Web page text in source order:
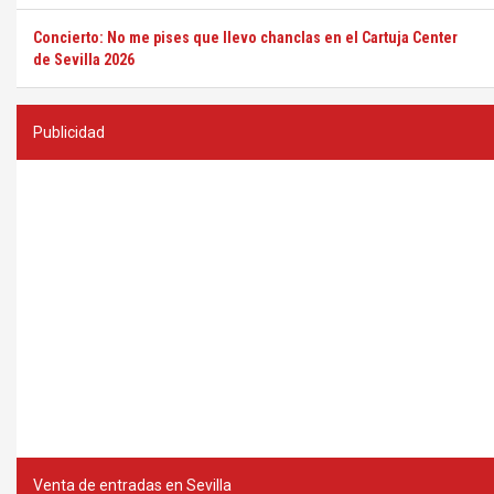
Concierto: No me pises que llevo chanclas en el Cartuja Center
de Sevilla 2026
Publicidad
Venta de entradas en Sevilla